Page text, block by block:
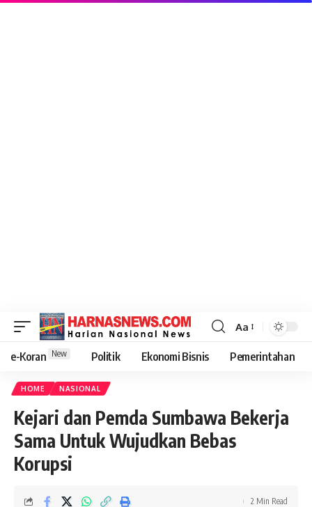
Aa
e-Koran New Politik Ekonomi Bisnis Pemerintahan
HOME NASIONAL
Kejari dan Pemda Sumbawa Bekerja
Sama Untuk Wujudkan Bebas
Korupsi
2 Min Read